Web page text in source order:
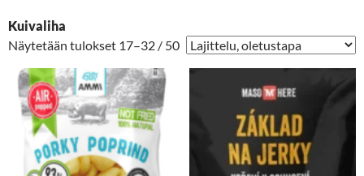
Kuivaliha
Näytetään tulokset 17–32 / 50